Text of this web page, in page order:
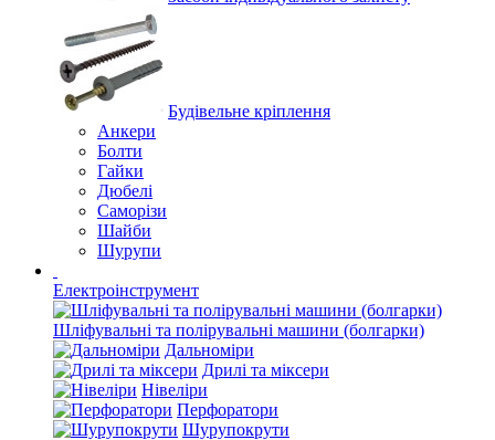
Будівельне кріплення
Анкери
Болти
Гайки
Дюбелі
Саморізи
Шайби
Шурупи
Електроінструмент
Шліфувальні та полірувальні машини (болгарки)
Дальноміри
Дрилі та міксери
Нівеліри
Перфоратори
Шурупокрути